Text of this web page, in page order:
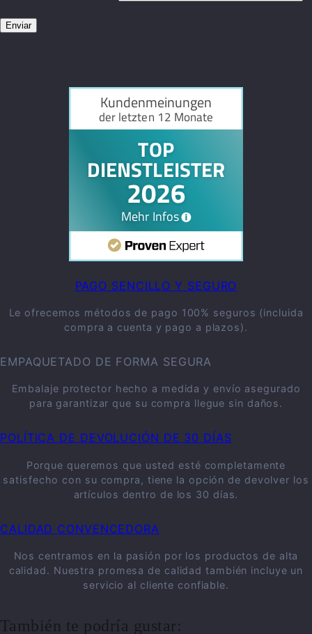
PAGO SENCILLO Y SEGURO
Le ofrecemos métodos de pago 100% seguros (incluida
compra a cuenta y pago a plazos).
EMPAQUETADO DE FORMA SEGURA
Embalaje protector hecho a medida y envío asegurado
para garantizar que su compra llegue sin daños.
POLÍTICA DE DEVOLUCIÓN DE 30 DÍAS
Porque queremos que usted esté completamente
satisfecho con su compra, tiene la opción de devolver los
artículos dentro de los 30 días.
CALIDAD CONVENCEDORA
Nos centramos en la pasión por los productos de alta
calidad. Nuestra promesa de calidad también incluye un
servicio al cliente confiable.
También te podría gustar: